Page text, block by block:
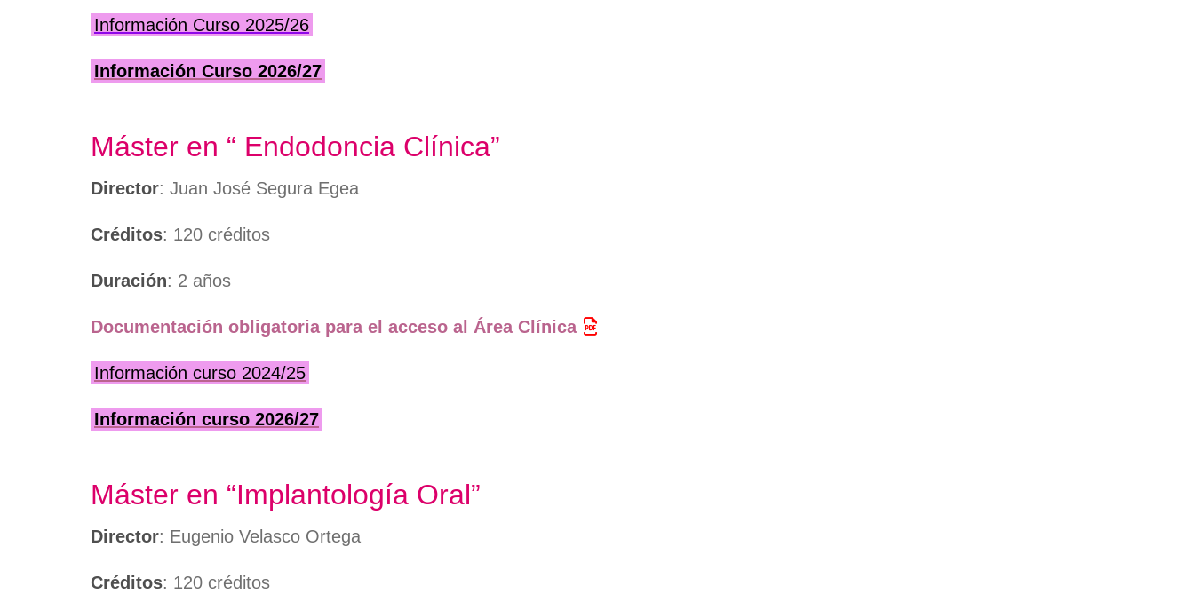
Información Curso 2025/26
Información Curso 2026/27
Máster en “ Endodoncia Clínica”
Director: Juan José Segura Egea
Créditos: 120 créditos
Duración: 2 años
Documentación obligatoria para el acceso al Área Clínica
Información curso 2024/25
Información curso 2026/27
Máster en “Implantología Oral”
Director: Eugenio Velasco Ortega
Créditos: 120 créditos